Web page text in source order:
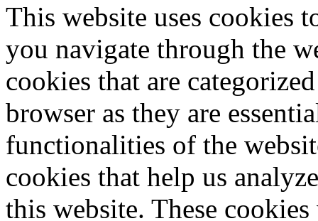
This website uses cookies
you navigate through the
cookies that are
browser as they are
functionalities of the
cookies that help us
this website. These